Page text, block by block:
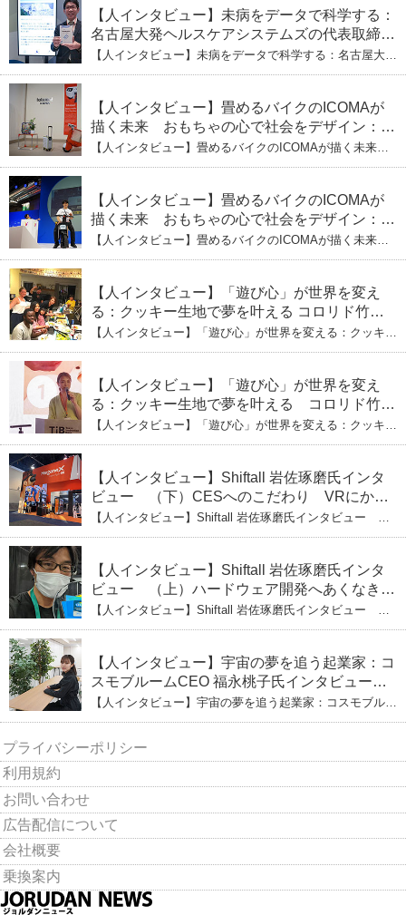
【人インタビュー】未病をデータで科学する：
名古屋大発ヘルスケアシステムズの代表取締役
社長・瀧本陽介 郵送検査で挑む健康の未来
【人インタビュー】未病をデータで科学する：名古屋大発
【人インタビュー】畳めるバイクのICOMAが
描く未来 おもちゃの心で社会をデザイン：株
式会社ICOMAの代表取締役・生駒崇光
（下）おもちゃで社会を変える、「トイボック
【人インタビュー】畳めるバイクのICOMAが描く未来
イボックス」というデザインメソッド
【人インタビュー】畳めるバイクのICOMAが
描く未来 おもちゃの心で社会をデザイン：株
式会社ICOMAの代表取締役・生駒崇光
（上）「変形」に魅せられたデザイナーの軌
【人インタビュー】畳めるバイクのICOMAが描く未来
ーの軌跡
【人インタビュー】「遊び心」が世界を変え
る：クッキー生地で夢を叶える コロリド竹内
ひとみ（下） 起業は「影響力」のため。愛と
笑いの子育て哲学
【人インタビュー】「遊び心」が世界を変える：クッキー
【人インタビュー】「遊び心」が世界を変え
る：クッキー生地で夢を叶える コロリド竹内
ひとみ（上） クッキー生地に込めた「誰でも
できる」という哲学
【人インタビュー】「遊び心」が世界を変える：クッキー
【人インタビュー】Shiftall 岩佐琢磨氏インタ
ビュー （下）CESへのこだわり VRにかけ
る未来
【人インタビュー】Shiftall 岩佐琢磨氏インタビュー
【人インタビュー】Shiftall 岩佐琢磨氏インタ
ビュー （上）ハードウェア開発へあくなき挑
戦 その起業の経緯とは
【人インタビュー】Shiftall 岩佐琢磨氏インタビュー
【人インタビュー】宇宙の夢を追う起業家：コ
スモブルームCEO 福永桃子氏インタビュー
（下）
【人インタビュー】宇宙の夢を追う起業家：コスモブルー
プライバシーポリシー
利用規約
お問い合わせ
広告配信について
会社概要
乗換案内